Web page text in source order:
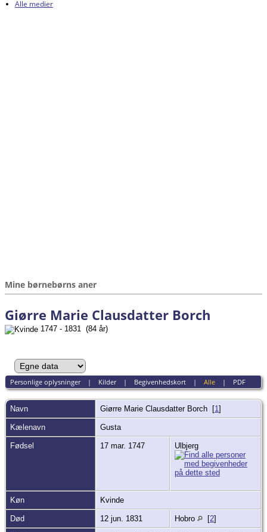
Alle medier
Mine børnebørns aner
Giørre Marie Clausdatter Borch
1747 - 1831 (84 år)
Personlige oplysninger| Kilder| Begivenhedskort| Alle| PDF
Navn Giørre Marie Clausdatter Borch [1]
Kælenavn Gusta
Fødsel 17 mar. 1747 Ulbjerg
Køn Kvinde
Død 12 jun. 1831 Hobro [2]